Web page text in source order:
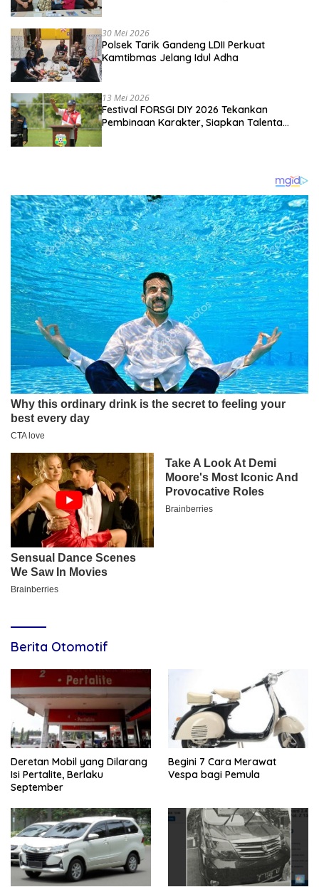
30 Mei 2026
Polsek Tarik Gandeng LDII Perkuat
Kamtibmas Jelang Idul Adha
13 Mei 2026
Festival FORSGI DIY 2026 Tekankan
Pembinaan Karakter, Siapkan Talenta
Berita Otomotif
Deretan Mobil yang Dilarang
Isi Pertalite, Berlaku
September
Begini 7 Cara Merawat
Vespa bagi Pemula